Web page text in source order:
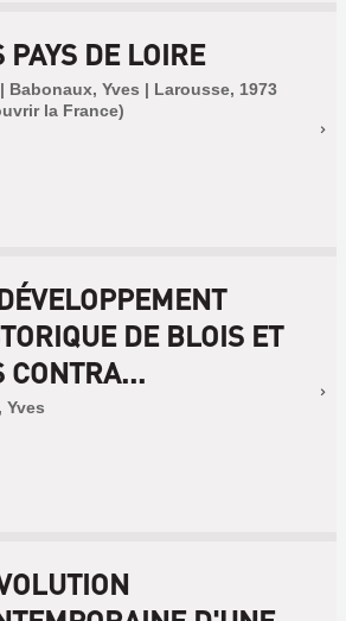
PAYS DE LOIRE
Babonaux, Yves | Larousse, 1973
la France)
DE BLOIS ET
CONTRA...
Yves